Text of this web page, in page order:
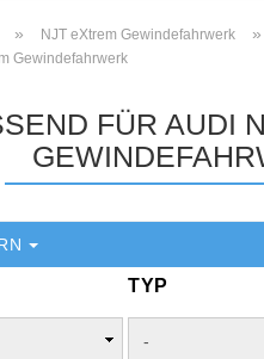
» NJT eXtrem Gewindefahrwerk »
Gewindefahrwerk
FÜR AUDI
TYP
TYP